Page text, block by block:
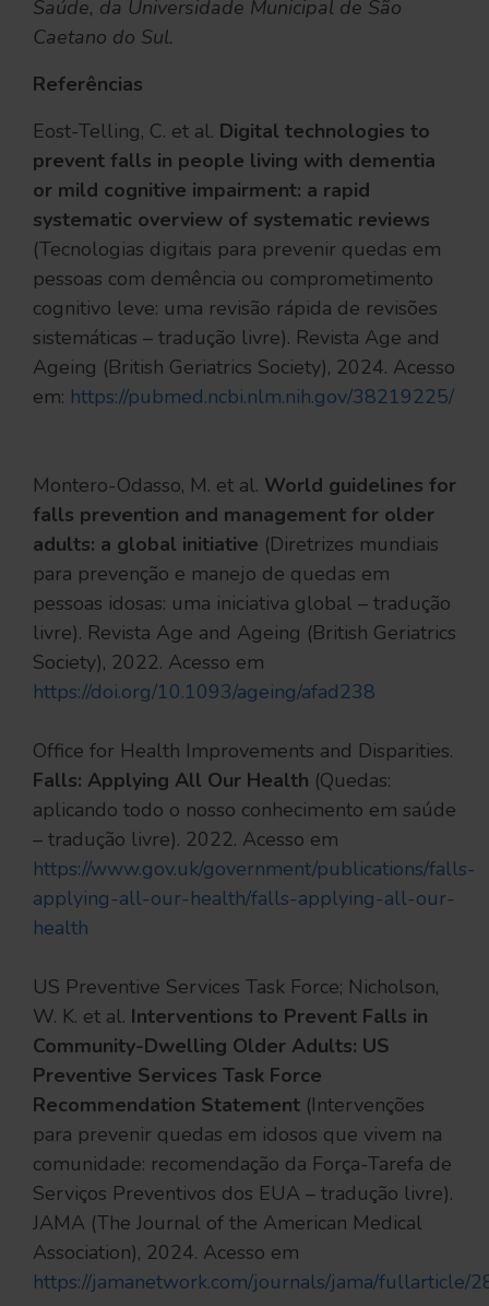
Saúde, da Universidade Municipal de São
Caetano do Sul.
Referências
Eost-Telling, C. et al. Digital technologies to
prevent falls in people living with dementia
or mild cognitive impairment: a rapid
systematic overview of systematic reviews
(Tecnologias digitais para prevenir quedas em
pessoas com demência ou comprometimento
cognitivo leve: uma revisão rápida de revisões
sistemáticas – tradução livre). Revista Age and
Ageing (British Geriatrics Society), 2024. Acesso
em: https://pubmed.ncbi.nlm.nih.gov/38219225/
Montero-Odasso, M. et al. World guidelines for
falls prevention and management for older
adults: a global initiative (Diretrizes mundiais
para prevenção e manejo de quedas em
pessoas idosas: uma iniciativa global – tradução
livre). Revista Age and Ageing (British Geriatrics
Society), 2022. Acesso em
https://doi.org/10.1093/ageing/afad238
Office for Health Improvements and Disparities.
Falls: Applying All Our Health (Quedas:
aplicando todo o nosso conhecimento em saúde
– tradução livre). 2022. Acesso em
https://www.gov.uk/government/publications/falls-
applying-all-our-health/falls-applying-all-our-
health
US Preventive Services Task Force; Nicholson,
W. K. et al. Interventions to Prevent Falls in
Community-Dwelling Older Adults: US
Preventive Services Task Force
Recommendation Statement (Intervenções
para prevenir quedas em idosos que vivem na
comunidade: recomendação da Força-Tarefa de
Serviços Preventivos dos EUA – tradução livre).
JAMA (The Journal of the American Medical
Association), 2024. Acesso em
https://jamanetwork.com/journals/jama/fullarticle/